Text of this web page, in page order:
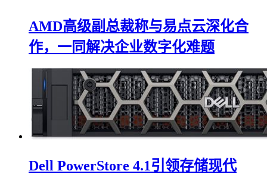
AMD高级副总裁称与易点云深化合
作，一同解决企业数字化难题
Dell PowerStore 4.1引领存储现代